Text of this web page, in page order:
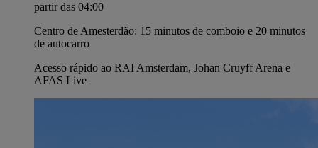
partir das 04:00
Centro de Amesterdão: 15 minutos de comboio e 20 minutos
de autocarro
Acesso rápido ao RAI Amsterdam, Johan Cruyff Arena e
AFAS Live